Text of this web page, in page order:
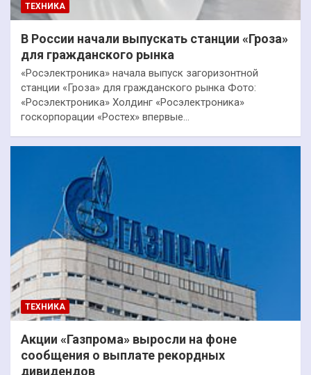
ТЕХНИКА
В России начали выпускать станции «Гроза»
для гражданского рынка
«Росэлектроника» начала выпуск загоризонтной
станции «Гроза» для гражданского рынка Фото:
«Росэлектроника» Холдинг «Росэлектроника»
госкорпорации «Ростех» впервые…
ТЕХНИКА
Акции «Газпрома» выросли на фоне
сообщения о выплате рекордных
дивидендов